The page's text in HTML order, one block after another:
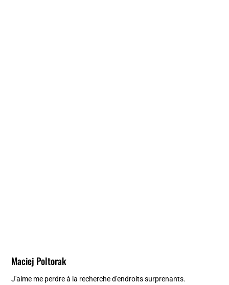
Maciej Poltorak
J'aime me perdre à la recherche d'endroits surprenants.